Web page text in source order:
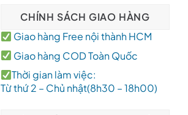
CHÍNH SÁCH GIAO HÀNG
Giao hàng Free nội thành HCM
Giao hàng COD Toàn Quốc
Thời gian làm việc:
Từ thứ 2 – Chủ nhật(8h30 – 18h00)